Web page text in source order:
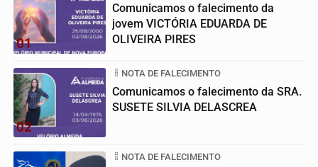
01
Comunicamos o falecimento da
jovem VICTÓRIA EDUARDA DE
OLIVEIRA PIRES
02
NOTA DE FALECIMENTO
Comunicamos o falecimento da SRA.
SUSETE SILVIA DELASCREA
NOTA DE FALECIMENTO